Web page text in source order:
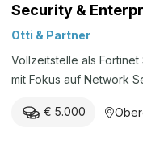
Security &
Otti & Partner
Vollzeitstelle als
mit Fokus auf Network
€ 5.000